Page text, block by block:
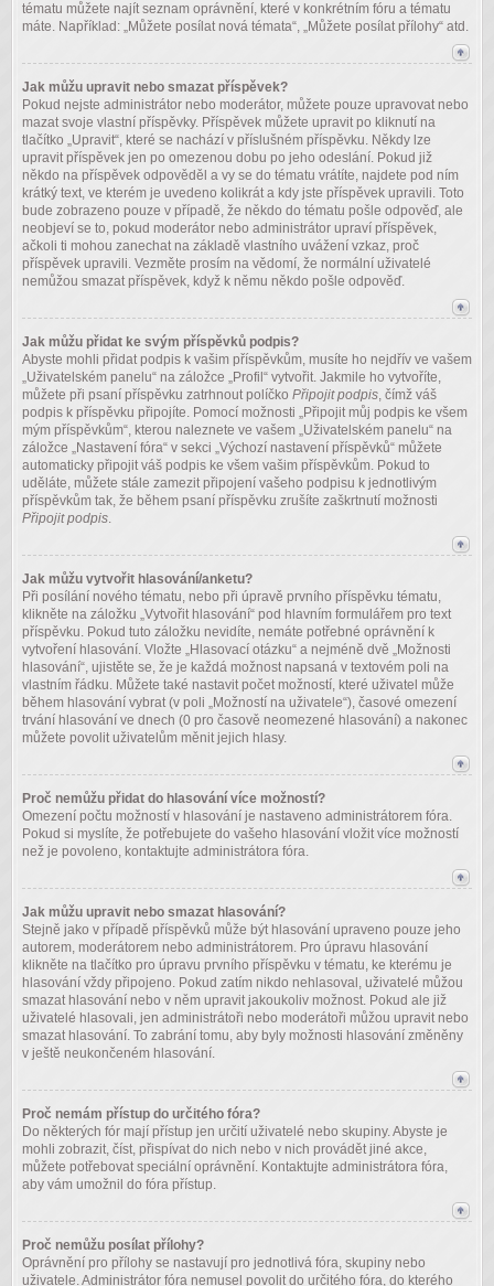
tématu můžete najít seznam oprávnění, které v konkrétním fóru a tématu
máte. Například: „Můžete posílat nová témata“, „Můžete posílat přílohy“ atd.
Jak můžu upravit nebo smazat příspěvek?
Pokud nejste administrátor nebo moderátor, můžete pouze upravovat nebo
mazat svoje vlastní příspěvky. Příspěvek můžete upravit po kliknutí na
tlačítko „Upravit“, které se nachází v příslušném příspěvku. Někdy lze
upravit příspěvek jen po omezenou dobu po jeho odeslání. Pokud již
někdo na příspěvek odpověděl a vy se do tématu vrátíte, najdete pod ním
krátký text, ve kterém je uvedeno kolikrát a kdy jste příspěvek upravili. Toto
bude zobrazeno pouze v případě, že někdo do tématu pošle odpověď, ale
neobjeví se to, pokud moderátor nebo administrátor upraví příspěvek,
ačkoli ti mohou zanechat na základě vlastního uvážení vzkaz, proč
příspěvek upravili. Vezměte prosím na vědomí, že normální uživatelé
nemůžou smazat příspěvek, když k němu někdo pošle odpověď.
Jak můžu přidat ke svým příspěvků podpis?
Abyste mohli přidat podpis k vašim příspěvkům, musíte ho nejdřív ve vašem
„Uživatelském panelu“ na záložce „Profil“ vytvořit. Jakmile ho vytvoříte,
můžete při psaní příspěvku zatrhnout políčko Připojit podpis, čímž váš
podpis k příspěvku připojíte. Pomocí možnosti „Připojit můj podpis ke všem
mým příspěvkům“, kterou naleznete ve vašem „Uživatelském panelu“ na
záložce „Nastavení fóra“ v sekci „Výchozí nastavení příspěvků“ můžete
automaticky připojit váš podpis ke všem vašim příspěvkům. Pokud to
uděláte, můžete stále zamezit připojení vašeho podpisu k jednotlivým
příspěvkům tak, že během psaní příspěvku zrušíte zaškrtnutí možnosti
Připojit podpis.
Jak můžu vytvořit hlasování/anketu?
Při posílání nového tématu, nebo při úpravě prvního příspěvku tématu,
klikněte na záložku „Vytvořit hlasování“ pod hlavním formulářem pro text
příspěvku. Pokud tuto záložku nevidíte, nemáte potřebné oprávnění k
vytvoření hlasování. Vložte „Hlasovací otázku“ a nejméně dvě „Možnosti
hlasování“, ujistěte se, že je každá možnost napsaná v textovém poli na
vlastním řádku. Můžete také nastavit počet možností, které uživatel může
během hlasování vybrat (v poli „Možností na uživatele“), časové omezení
trvání hlasování ve dnech (0 pro časově neomezené hlasování) a nakonec
můžete povolit uživatelům měnit jejich hlasy.
Proč nemůžu přidat do hlasování více možností?
Omezení počtu možností v hlasování je nastaveno administrátorem fóra.
Pokud si myslíte, že potřebujete do vašeho hlasování vložit více možností
než je povoleno, kontaktujte administrátora fóra.
Jak můžu upravit nebo smazat hlasování?
Stejně jako v případě příspěvků může být hlasování upraveno pouze jeho
autorem, moderátorem nebo administrátorem. Pro úpravu hlasování
klikněte na tlačítko pro úpravu prvního příspěvku v tématu, ke kterému je
hlasování vždy připojeno. Pokud zatím nikdo nehlasoval, uživatelé můžou
smazat hlasování nebo v něm upravit jakoukoliv možnost. Pokud ale již
uživatelé hlasovali, jen administrátoři nebo moderátoři můžou upravit nebo
smazat hlasování. To zabrání tomu, aby byly možnosti hlasování změněny
v ještě neukončeném hlasování.
Proč nemám přístup do určitého fóra?
Do některých fór mají přístup jen určití uživatelé nebo skupiny. Abyste je
mohli zobrazit, číst, přispívat do nich nebo v nich provádět jiné akce,
můžete potřebovat speciální oprávnění. Kontaktujte administrátora fóra,
aby vám umožnil do fóra přístup.
Proč nemůžu posílat přílohy?
Oprávnění pro přílohy se nastavují pro jednotlivá fóra, skupiny nebo
uživatele. Administrátor fóra nemusel povolit do určitého fóra, do kterého